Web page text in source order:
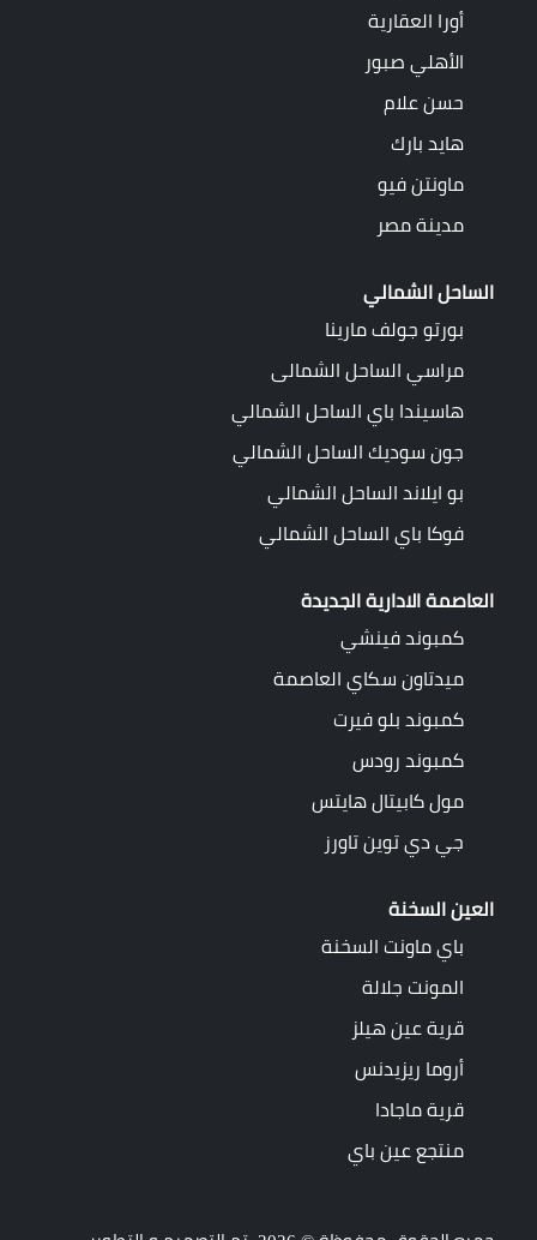
أورا العقارية
الأهلي صبور
حسن علام
هايد بارك
ماونتن فيو
مدينة مصر
الساحل الشمالي
بورتو جولف مارينا
مراسي الساحل الشمالى
هاسيندا باي الساحل الشمالي
جون سوديك الساحل الشمالي
بو ايلاند الساحل الشمالي
فوكا باي الساحل الشمالي
العاصمة الادارية الجديدة
كمبوند فينشي
ميدتاون سكاي العاصمة
كمبوند بلو فيرت
كمبوند رودس
مول كابيتال هايتس
جي دي توين تاورز
العين السخنة
باي ماونت السخنة
المونت جلالة
قرية عين هيلز
أروما ريزيدنس
قرية ماجادا
منتجع عين باي